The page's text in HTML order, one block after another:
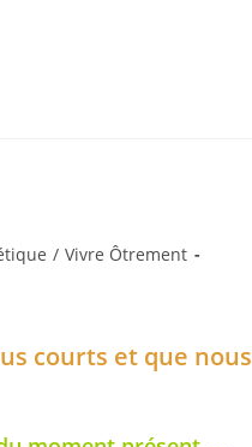
/ Vivre Ôtrement
courts et que nous